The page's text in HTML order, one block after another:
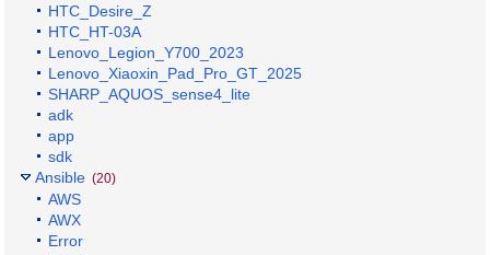
HTC_Desire_Z
HTC_HT-03A
Lenovo_Legion_Y700_2023
Lenovo_Xiaoxin_Pad_Pro_GT_2025
SHARP_AQUOS_sense4_lite
adk
app
sdk
Ansible (20)
AWS
AWX
Error